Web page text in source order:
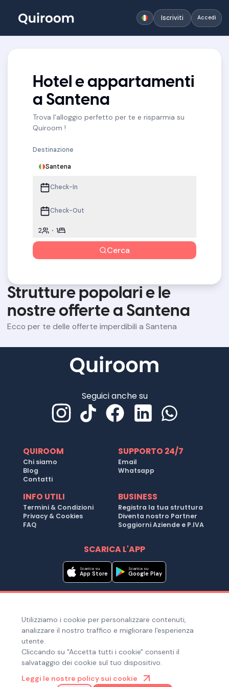
Iscriviti Accedi
Hotel e appartamenti
a Santena
Trova l'alloggio perfetto per te e risparmia su
Quiroom !
Destinazione
Santena
2 1
Cerca
Strutture popolari e le
nostre offerte a Santena
Ecco per te delle offerte imperdibili a Santena
Seguici anche su
QUIROOM
Chi siamo
Blog
Contatti
SUPPORTO 24/7
Email
Whatsapp
INFO UTILI
Termini & Condizioni
Privacy & Cookies
FAQ
BUSINESS
Registra la tua struttura
Diventa nostro Partner
Soggiorni Aziende e P.IVA
SCARICA L'APP
Scarica su
App Store
Scarica su
Google Play
Hai bisogno di aiuto ?
Laura Bassi Veratti 1, 40137, Bologna (BO), Italia | Cod. Fiscale
Utilizziamo i cookie per personalizzare contenuti,
analizzare il nostro traffico e migliorare l'esperienza
utente.
Cliccando su "Accetta tutti i cookie" consenti il
salvataggio dei cookie sul tuo dispositivo.
Leggi le nostre policy sui cookie